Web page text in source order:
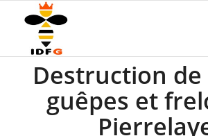
Destruction de
guêpes et